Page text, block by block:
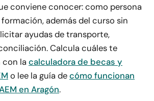
conviene conocer: como persona
además del curso sin
ayudas de transporte,
Calcula cuáles te
con la calculadora de becas y
o lee la guía decómo funcionan
en Aragón.